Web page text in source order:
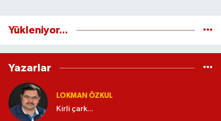
Yükleniyor...
Yazarlar
LOKMAN ÖZKUL
Kirli çark...